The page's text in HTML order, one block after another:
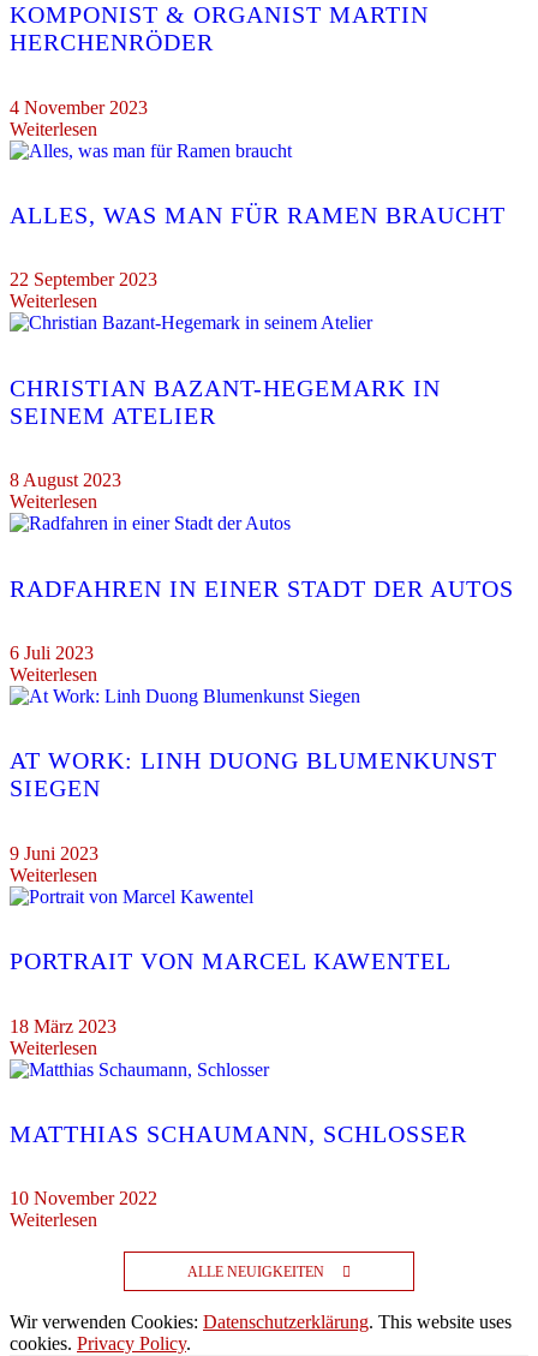
KOMPONIST & ORGANIST MARTIN
HERCHENRÖDER
4 November 2023
Weiterlesen
ALLES, WAS MAN FÜR RAMEN BRAUCHT
22 September 2023
Weiterlesen
CHRISTIAN BAZANT-HEGEMARK IN
SEINEM ATELIER
8 August 2023
Weiterlesen
RADFAHREN IN EINER STADT DER AUTOS
6 Juli 2023
Weiterlesen
AT WORK: LINH DUONG BLUMENKUNST
SIEGEN
9 Juni 2023
Weiterlesen
PORTRAIT VON MARCEL KAWENTEL
18 März 2023
Weiterlesen
MATTHIAS SCHAUMANN, SCHLOSSER
10 November 2022
Weiterlesen
ALLE NEUIGKEITEN
Wir verwenden Cookies: Datenschutzerklärung. This website uses
cookies. Privacy Policy.